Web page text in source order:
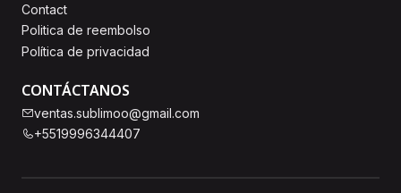
Contact
Politica de reembolso
Política de privacidad
CONTÁCTANOS
ventas.sublimoo@gmail.com
+5519996344407